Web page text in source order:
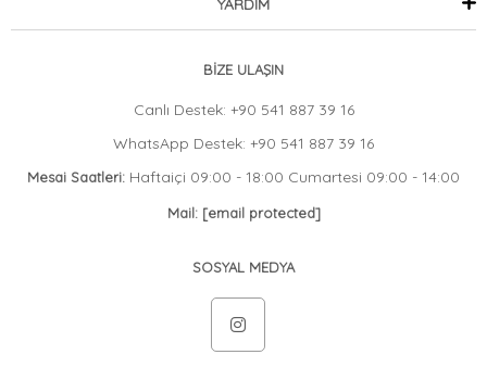
YARDIM
BİZE ULAŞIN
Canlı Destek: +90 541 887 39 16
WhatsApp Destek: +90 541 887 39 16
Mesai Saatleri: Haftaiçi 09:00 - 18:00 Cumartesi 09:00 - 14:00
Mail: [email protected]
SOSYAL MEDYA